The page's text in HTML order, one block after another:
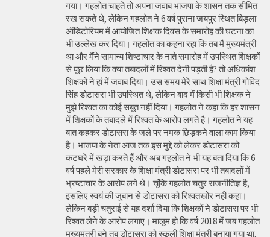
गया। गहलोत चाहते तो अपना जवाब भाजपा के शासन तक सीमित
रख सकते थे, लेकिन गहलोत ने 6 वर्ष पुराना जयपुर स्थित बिड़ला
ऑडिटोरियम में आयोजित शिक्षक दिवस के समारोह की घटना का
भी उल्लेख कर दिया। गहलोत का कहना रहा कि तब मैं मुख्यमंत्री
था और मैंने सामान्य शिष्टाचार के नाते समारोह में उपस्थित शिक्षकों
से पूछ लिया कि क्या तबादलों में रिश्वत देनी पड़ती है? तो अधिकांश
शिक्षकों ने हां में जवाब दिया। उस समय मेरे साथ शिक्षा मंत्री गोविंद
सिंह डोटासरा भी उपस्थित थे, लेकिन बाद में किसी भी शिक्षक ने
मुझे रिश्वत का कोई सबूत नहीं दिया। गहलोत ने कहा कि हर शासन
में शिक्षकों के तबादले में रिश्वत के आरोप लगते है। गहलोत ने यह
बात कहकर डोटासरा के जले पर नमक छिड़कने वाला काम किया
है। भाजपा के नेता आज तक इस मुद्दे को लेकर डोटासरा को
कटघरे में खड़ा करते हैं और अब गहलोत ने भी यह बता दिया कि 6
वर्ष पहले मेरी सरकार के शिक्षा मंत्री डोटासरा पर भी तबादलों में
भ्रष्टाचार के आरोप लगे थे। चूंकि गहलोत चतुर राजनीतिज्ञ है,
इसलिए स्वयं की जुबान से डोटासरा को रिश्वतखोर नहीं कहा।
लेकिन बड़ी चतुराई से यह दर्शा दिया कि शिक्षकों ने डोटासरा पर भी
रिश्वत लेने के आरोप लगाए। मालूम हो कि वर्ष 2018 में जब गहलोत
मुख्यमंत्री बने तब डोटासरा को स्कूली शिक्षा मंत्री बनाया गया था,